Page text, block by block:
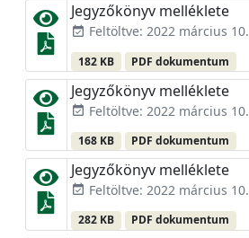
Jegyzőkönyv melléklete
event_available Feltöltve: 2022 március 10.
182 KB PDF dokumentum
Jegyzőkönyv melléklete
event_available Feltöltve: 2022 március 10.
168 KB PDF dokumentum
Jegyzőkönyv melléklete
event_available Feltöltve: 2022 március 10.
282 KB PDF dokumentum